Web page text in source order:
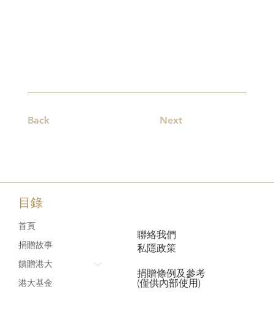
Back Next
目錄
首頁
捐贈故事
饋贈港大
港大基金
聯絡我們
私隱政策
捐贈條例及參考
(僅供內部使用)